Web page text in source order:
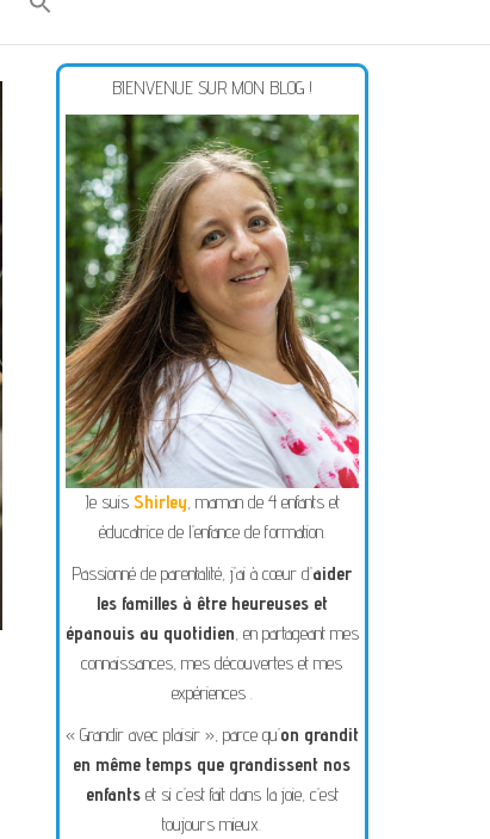
BIENVENUE SUR MON BLOG !
Je suis Shirley, maman de 4 enfants et
éducatrice de l’enfance de formation.
Passionné de parentalité, j’ai à cœur d’aider
les familles à être heureuses et
épanouis au quotidien, en partageant mes
connaissances, mes découvertes et mes
expériences .
« Grandir avec plaisir », parce qu’on grandit
en même temps que grandissent nos
enfants et si c’est fait dans la joie, c’est
toujours mieux.